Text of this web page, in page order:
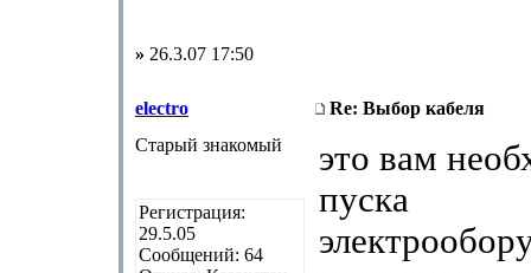
» 26.3.07 17:50
electro
Re: Выбор кабеля
Старый знакомый
Регистрация:
29.5.05
Сообщений: 64
это вам
пуска